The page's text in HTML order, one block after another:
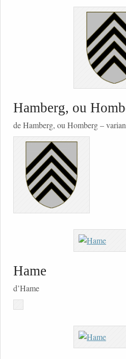
Hamberg, ou
de Hamberg, ou Homberg –
Hame
d’Hame